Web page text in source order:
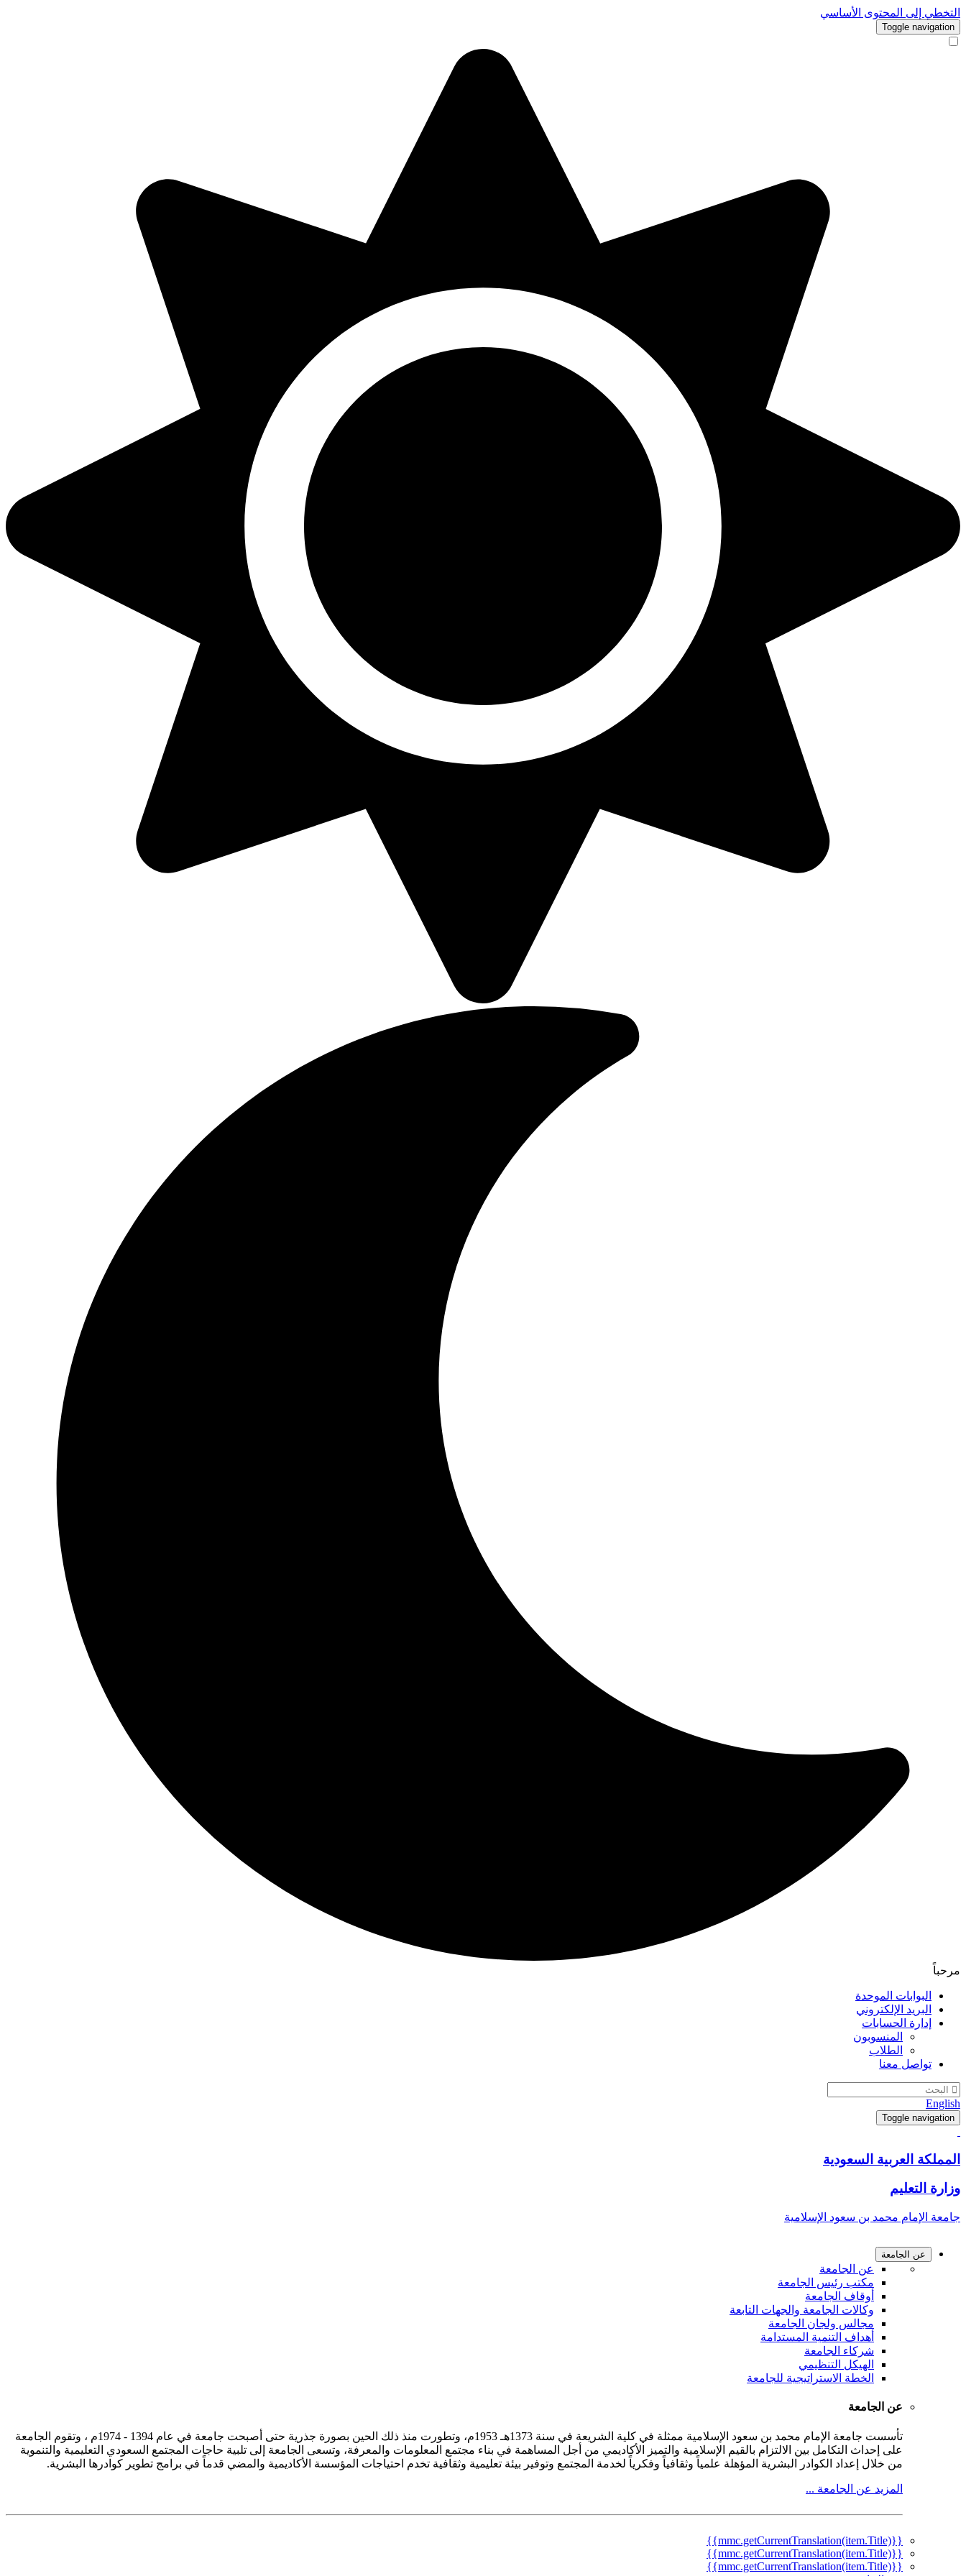
التخطي إلى المحتوى الأساسي
Toggle navigation
مرحباً
البوابات الموحدة
البريد الإلكتروني
إدارة الحسابات
المنسوبون
الطلاب
تواصل معنا
English
Toggle navigation
المملكة العربية السعودية
وزارة التعليم
جامعة الإمام محمد بن سعود الإسلامية
عن الجامعة
عن الجامعة
مكتب رئيس الجامعة
أوقاف الجامعة
وكالات الجامعة والجهات التابعة
مجالس ولجان الجامعة
أهداف التنمية المستدامة
شركاء الجامعة
الهيكل التنظيمي
الخطة الاستراتيجية للجامعة
عن الجامعة
تأسست جامعة الإمام محمد بن سعود الإسلامية ممثلة في كلية الشريعة في سنة 1373هـ 1953م، وتطورت منذ ذلك الحين بصورة جذرية حتى أصبحت جامعة في عام 1394 - 1974م ، وتقوم الجامعة
على إحداث التكامل بين الالتزام بالقيم الإسلامية والتميز الأكاديمي من أجل المساهمة في بناء مجتمع المعلومات والمعرفة، وتسعى الجامعة إلى تلبية حاجات المجتمع السعودي التعليمية والتنموية
من خلال إعداد الكوادر البشرية المؤهلة علمياً وثقافياً وفكرياً لخدمة المجتمع وتوفير بيئة تعليمية وثقافية تخدم احتياجات المؤسسة الأكاديمية والمضي قدماً في برامج تطوير كوادرها البشرية.
المزيد عن الجامعة ...
{{mmc.getCurrentTranslation(item.Title)}}
{{mmc.getCurrentTranslation(item.Title)}}
{{mmc.getCurrentTranslation(item.Title)}}